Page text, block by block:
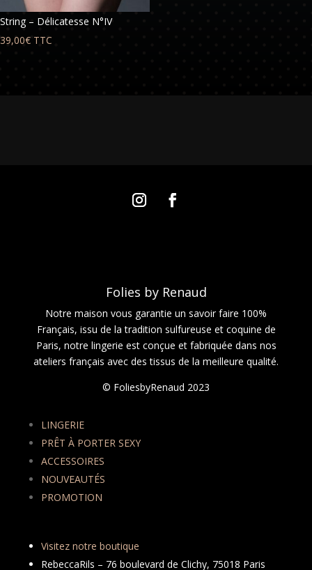
String – Délicatesse N°IV
39,00€ TTC
Folies by Renaud
Notre maison vous garantie un savoir faire 100%
Français, issu de la tradition sulfureuse et coquine de
Paris, notre lingerie est conçue et fabriquée dans nos
ateliers français avec des tissus de la meilleure qualité.
© FoliesbyRenaud 2023
LINGERIE
PRÊT À PORTER SEXY
ACCESSOIRES
NOUVEAUTÉS
PROMOTION
Visitez notre boutique
RebeccaRils – 76 boulevard de Clichy, 75018 Paris